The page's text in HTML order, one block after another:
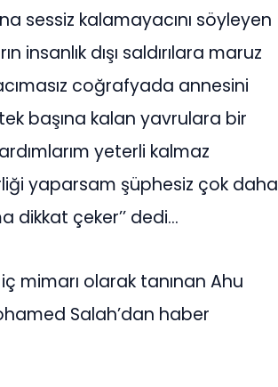
sessiz kalamayacını söyleyen
insanlık dışı saldırılara maruz
coğrafyada annesini
başına kalan yavrulara bir
yeterli kalmaz
yaparsam şüphesiz çok daha
dikkat çeker’’ dedi…
mimarı olarak tanınan Ahu
Salah’dan haber